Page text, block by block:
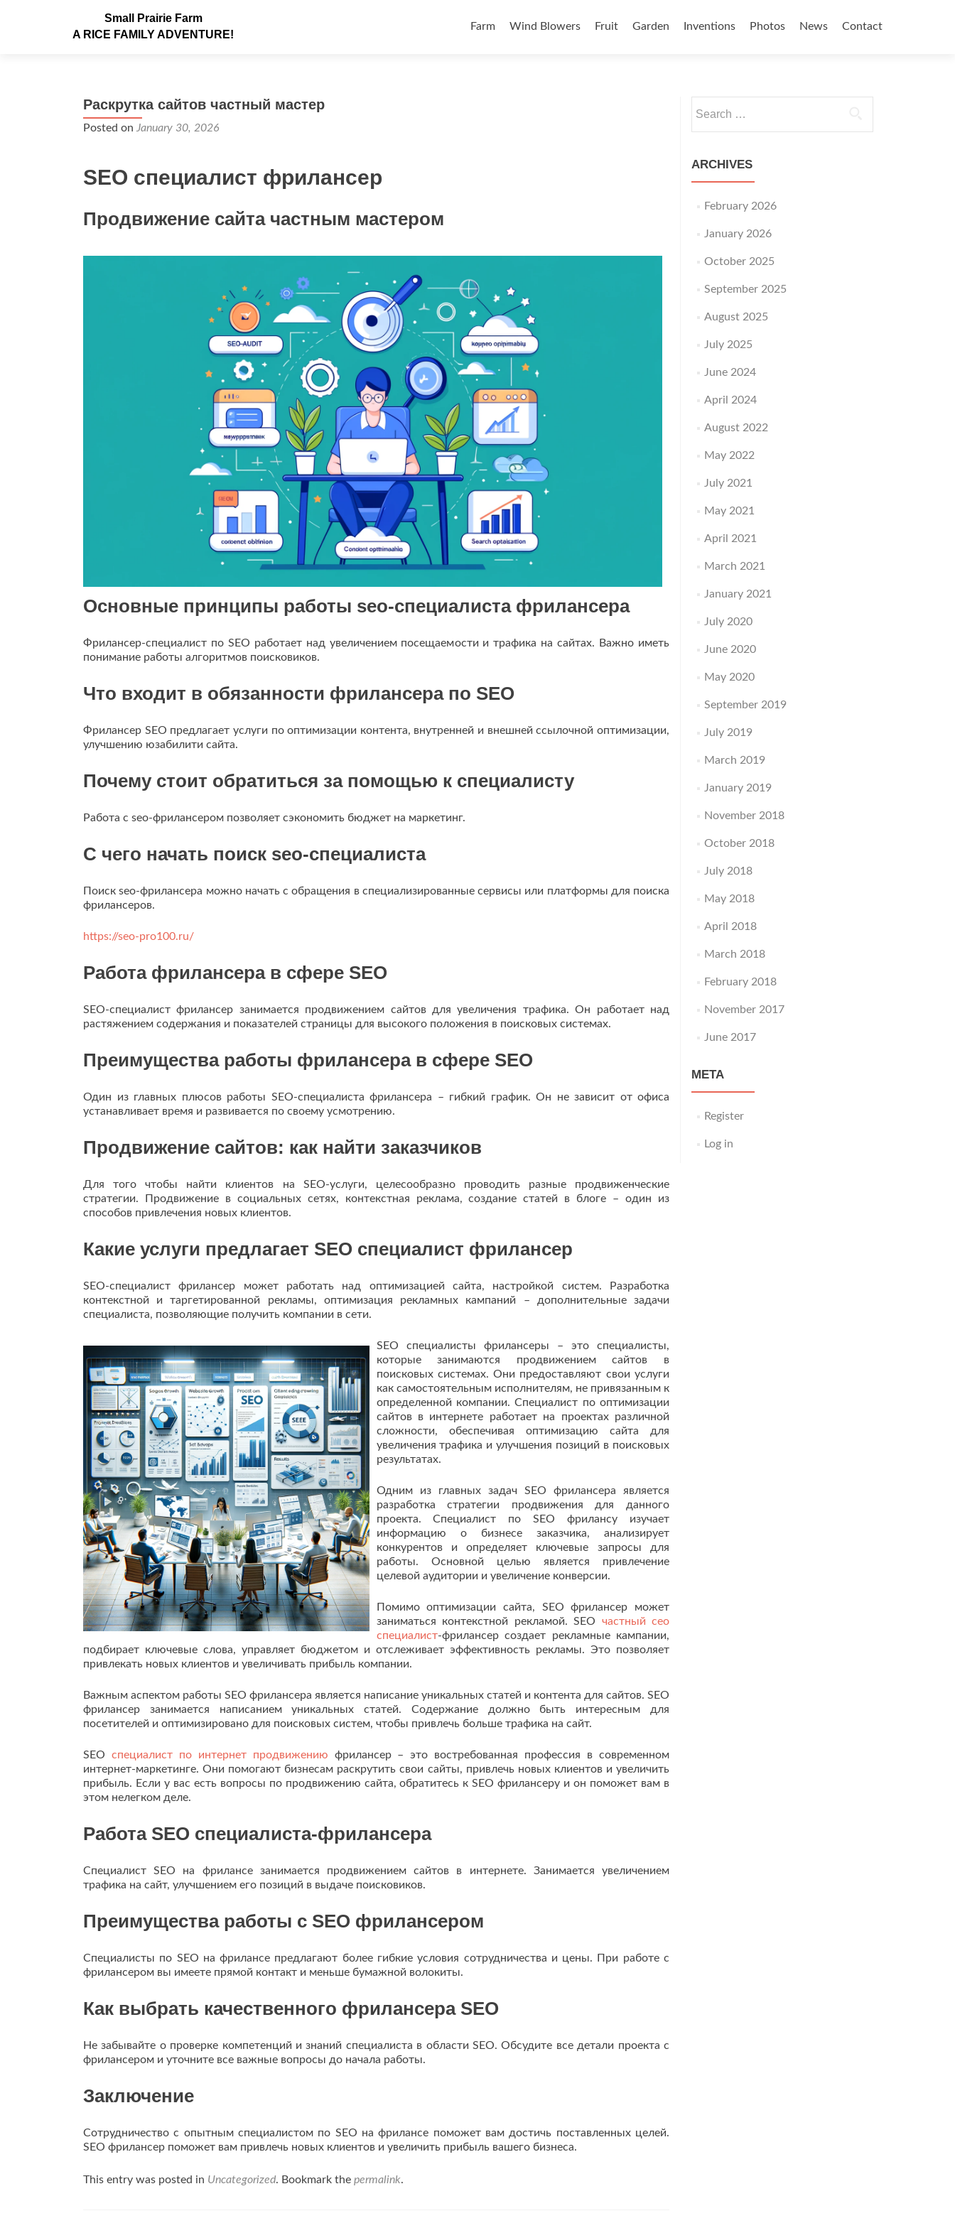
Small Prairie Farm
A RICE FAMILY ADVENTURE!
Farm
Wind Blowers Fruit Garden Inventions Photos News Contact
Раскрутка сайтов частный мастер
Posted on January 30, 2026
SEO специалист фрилансер
Продвижение сайта частным мастером
Основные принципы работы seo-специалиста фрилансера
Фрилансер-специалист по SEO работает над увеличением посещаемости и трафика на сайтах. Важно иметь
понимание работы алгоритмов поисковиков.
Что входит в обязанности фрилансера по SEO
Фрилансер SEO предлагает услуги по оптимизации контента, внутренней и внешней ссылочной оптимизации,
улучшению юзабилити сайта.
Почему стоит обратиться за помощью к специалисту
Работа с seo-фрилансером позволяет сэкономить бюджет на маркетинг.
С чего начать поиск seo-специалиста
Поиск seo-фрилансера можно начать с обращения в специализированные сервисы или платформы для поиска
фрилансеров.
https://seo-pro100.ru/
Работа фрилансера в сфере SEO
SEO-специалист фрилансер занимается продвижением сайтов для увеличения трафика. Он работает над
растяжением содержания и показателей страницы для высокого положения в поисковых системах.
Преимущества работы фрилансера в сфере SEO
Один из главных плюсов работы SEO-специалиста фрилансера – гибкий график. Он не зависит от офиса
устанавливает время и развивается по своему усмотрению.
Продвижение сайтов: как найти заказчиков
Для того чтобы найти клиентов на SEO-услуги, целесообразно проводить разные продвиженческие
стратегии. Продвижение в социальных сетях, контекстная реклама, создание статей в блоге – один из
способов привлечения новых клиентов.
Какие услуги предлагает SEO специалист фрилансер
SEO-специалист фрилансер может работать над оптимизацией сайта, настройкой систем. Разработка
контекстной и таргетированной рекламы, оптимизация рекламных кампаний – дополнительные задачи
специалиста, позволяющие получить компании в сети.
SEO специалисты фрилансеры – это специалисты,
которые занимаются продвижением сайтов в
поисковых системах. Они предоставляют свои услуги
как самостоятельным исполнителям, не привязанным к
определенной компании. Специалист по оптимизации
сайтов в интернете работает на проектах различной
сложности, обеспечивая оптимизацию сайта для
увеличения трафика и улучшения позиций в поисковых
результатах.
Одним из главных задач SEO фрилансера является
разработка стратегии продвижения для данного
проекта. Специалист по SEO фрилансу изучает
информацию о бизнесе заказчика, анализирует
конкурентов и определяет ключевые запросы для
работы. Основной целью является привлечение
целевой аудитории и увеличение конверсии.
Помимо оптимизации сайта, SEO фрилансер может
заниматься контекстной рекламой. SEO частный сео
специалист-фрилансер создает рекламные кампании,
подбирает ключевые слова, управляет бюджетом и отслеживает эффективность рекламы. Это позволяет
привлекать новых клиентов и увеличивать прибыль компании.
Важным аспектом работы SEO фрилансера является написание уникальных статей и контента для сайтов. SEO
фрилансер занимается написанием уникальных статей. Содержание должно быть интересным для
посетителей и оптимизировано для поисковых систем, чтобы привлечь больше трафика на сайт.
SEO специалист по интернет продвижению фрилансер – это востребованная профессия в современном
интернет-маркетинге. Они помогают бизнесам раскрутить свои сайты, привлечь новых клиентов и увеличить
прибыль. Если у вас есть вопросы по продвижению сайта, обратитесь к SEO фрилансеру и он поможет вам в
этом нелегком деле.
Работа SEO специалиста-фрилансера
Специалист SEO на фрилансе занимается продвижением сайтов в интернете. Занимается увеличением
трафика на сайт, улучшением его позиций в выдаче поисковиков.
Преимущества работы с SEO фрилансером
Специалисты по SEO на фрилансе предлагают более гибкие условия сотрудничества и цены. При работе с
фрилансером вы имеете прямой контакт и меньше бумажной волокиты.
Как выбрать качественного фрилансера SEO
Не забывайте о проверке компетенций и знаний специалиста в области SEO. Обсудите все детали проекта с
фрилансером и уточните все важные вопросы до начала работы.
Заключение
Сотрудничество с опытным специалистом по SEO на фрилансе поможет вам достичь поставленных целей.
SEO фрилансер поможет вам привлечь новых клиентов и увеличить прибыль вашего бизнеса.
This entry was posted in Uncategorized. Bookmark the permalink.
ARCHIVES
February 2026
January 2026
October 2025
September 2025
August 2025
July 2025
June 2024
April 2024
August 2022
May 2022
July 2021
May 2021
April 2021
March 2021
January 2021
July 2020
June 2020
May 2020
September 2019
July 2019
March 2019
January 2019
November 2018
October 2018
July 2018
May 2018
April 2018
March 2018
February 2018
November 2017
June 2017
META
Register
Log in